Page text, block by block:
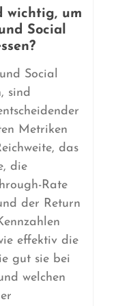
wichtig, um
Social
Social
sind
Metriken
das
die
Rate
der Return
effektiv die
gut sie bei
welchen